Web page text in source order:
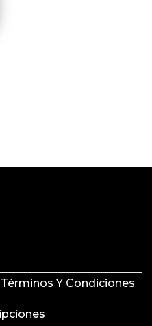
Términos Y Condiciones